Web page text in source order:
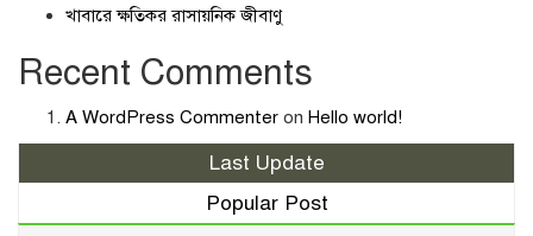
খাবারে ক্ষতিকর রাসায়নিক জীবাণু
Recent Comments
A WordPress Commenter on Hello world!
Last Update
Popular Post